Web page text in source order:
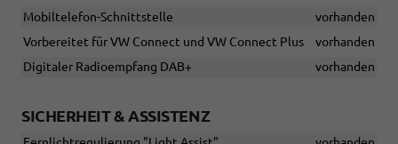
Mobiltelefon-Schnittstelle
vorhanden
Vorbereitet für VW Connect und VW Connect Plus
vorhanden
Digitaler Radioempfang DAB+
vorhanden
SICHERHEIT & ASSISTENZ